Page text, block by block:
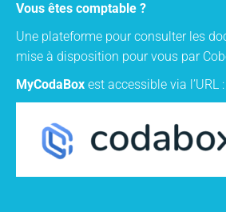
Vous êtes comptable ?
Une plateforme pour consulter les
mise à disposition pour vous par
MyCodaBox est accessible via l’URL :